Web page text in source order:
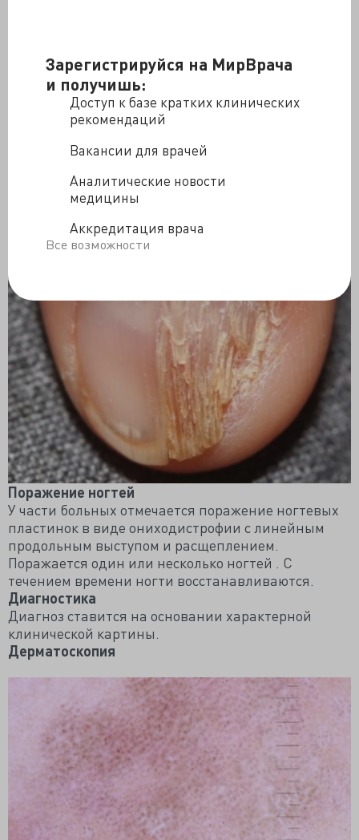
Зарегистрируйся на МирВрача
и получишь:
Доступ к базе кратких клинических
рекомендаций
Вакансии для врачей
Аналитические новости
медицины
Аккредитация врача
Все возможности
гипопигментный
Поражение ногтей
У части больных отмечается поражение ногтевых
пластинок в виде ониходистрофии с линейным
продольным выступом и расщеплением.
Поражается один или несколько ногтей . С
течением времени ногти восстанавливаются.
Диагностика
Диагноз ставится на основании характерной
клинической картины.
Дерматоскопия